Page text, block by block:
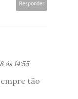
Responder
às 14:55
tão